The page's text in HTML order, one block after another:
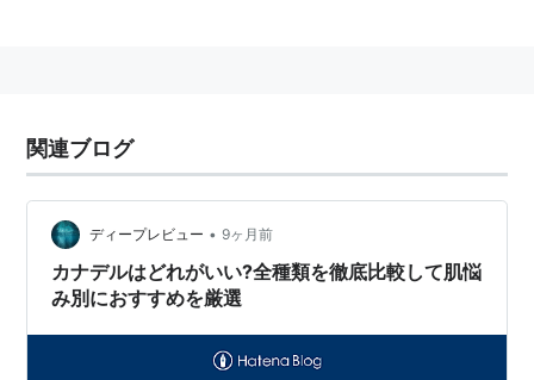
関連ブログ
ディープレビュー • 9ヶ月前
カナデルはどれがいい?全種類を徹底比較して肌悩
み別におすすめを厳選